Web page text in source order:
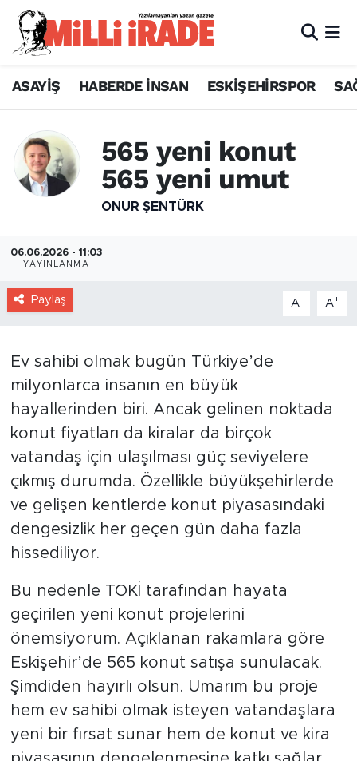
ASAYİŞ HABERDE İNSAN ESKİŞEHİRSPOR
565 yeni konut
565 yeni umut
ONUR ŞENTÜRK
06.06.2026 - 11:03
YAYINLANMA
Paylaş A- A+
Ev sahibi olmak bugün Türkiye’de
milyonlarca insanın en büyük
hayallerinden biri. Ancak gelinen noktada
konut fiyatları da kiralar da birçok
vatandaş için ulaşılması güç seviyelere
çıkmış durumda. Özellikle büyükşehirlerde
ve gelişen kentlerde konut piyasasındaki
dengesizlik her geçen gün daha fazla
hissediliyor.
Bu nedenle TOKİ tarafından hayata
geçirilen yeni konut projelerini
önemsiyorum. Açıklanan rakamlara göre
Eskişehir’de 565 konut satışa sunulacak.
Şimdiden hayırlı olsun. Umarım bu proje
hem ev sahibi olmak isteyen vatandaşlara
yeni bir fırsat sunar hem de konut ve kira